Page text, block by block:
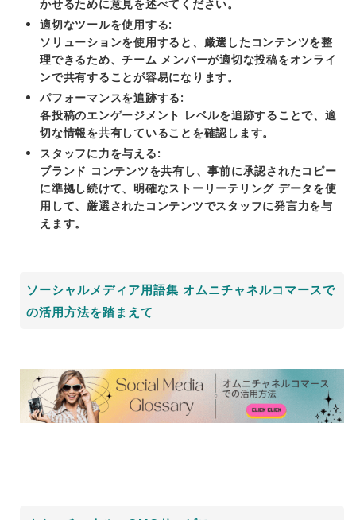
かせるために意見を述べてください。
適切なツールを使用する:
ソリューションを使用すると、厳選したコンテンツを整
理できるため、チーム メンバーが適切な投稿をオンライ
ンで共有することが容易になります。
パフォーマンスを追跡する:
各投稿のエンゲージメント レベルを追跡することで、適
切な情報を共有していることを確認します。
スタッフに力を与える:
ブランド コンテンツを共有し、事前に承認されたコピー
に準拠し続けて、明確なストーリーテリング データを使
用して、厳選されたコンテンツでスタッフに発言力を与
えます。
ソーシャルメディア用語集 オムニチャネルコマースで
の活用方法を踏まえて